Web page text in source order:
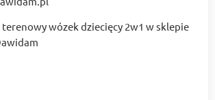
terenowy wózek dziecięcy 2w1 w sklepie